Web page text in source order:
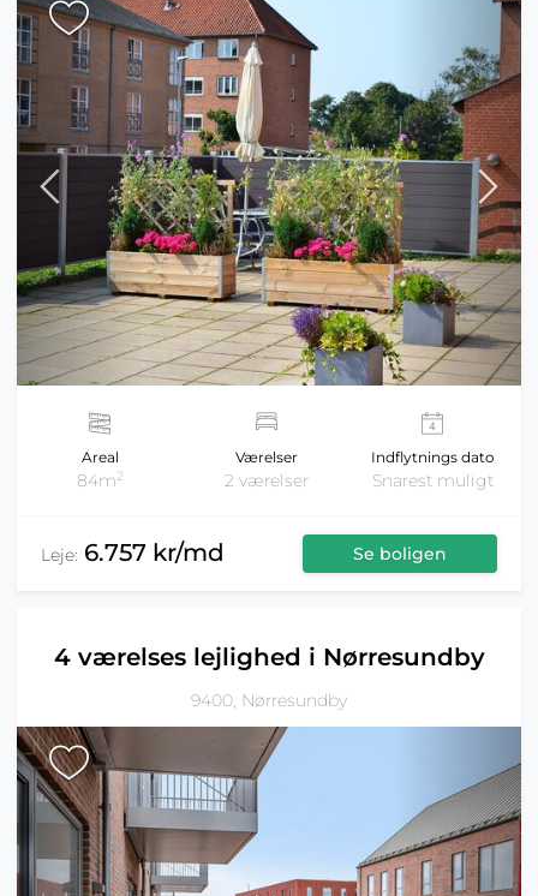
Areal
84m2
Værelser
2 værelser
Indflytnings dato
Snarest muligt
Leje: 6.757 kr/md Se boligen
4 værelses lejlighed i Nørresundby
9400, Nørresundby